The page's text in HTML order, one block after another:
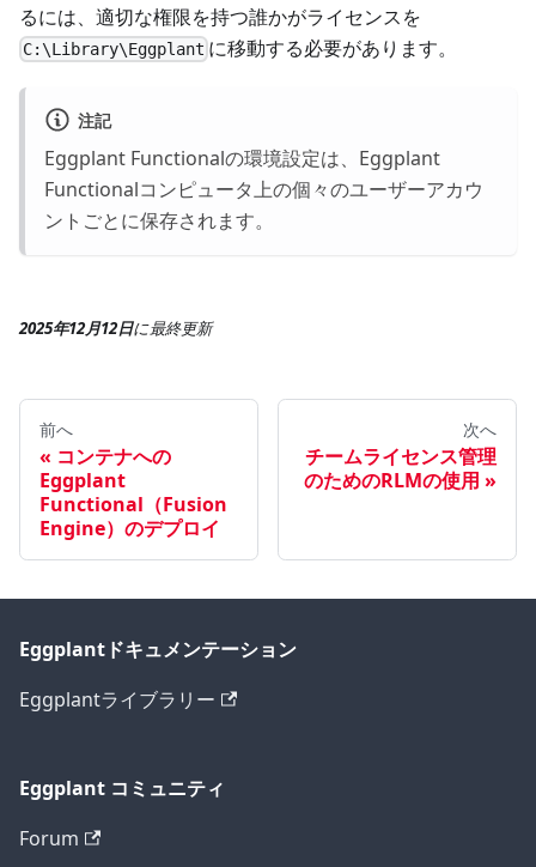
るには、適切な権限を持つ誰かがライセンスを
C:\Library\Eggplant に移動する必要があります。
注記
Eggplant Functionalの環境設定は、Eggplant
Functionalコンピュータ上の個々のユーザーアカウ
ントごとに保存されます。
2025年12月12日に最終更新
前へ
コンテナへの
Eggplant
Functional（Fusion
Engine）のデプロイ
次へ
チームライセンス管理
のためのRLMの使用
Eggplantドキュメンテーション
Eggplantライブラリー
Eggplant コミュニティ
Forum